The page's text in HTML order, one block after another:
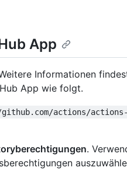
App
Informationen
App wie folgt.
actions/actions-
.